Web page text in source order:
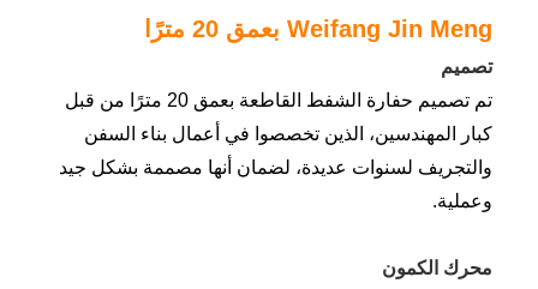
Weifang Jin Meng بعمق 20 مترًا
تصميم
تم تصميم حفارة الشفط القاطعة بعمق 20 مترًا من قبل
كبار المهندسين، الذين تخصصوا في أعمال بناء السفن
والتجريف لسنوات عديدة، لضمان أنها مصممة بشكل جيد
وعملية.
محرك الكمون